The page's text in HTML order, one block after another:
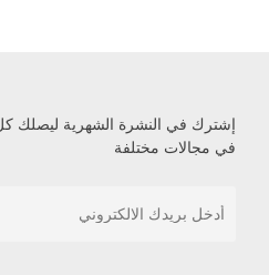
إشترك في النشرة الشهرية ليصلك
في مجالات مختلفة